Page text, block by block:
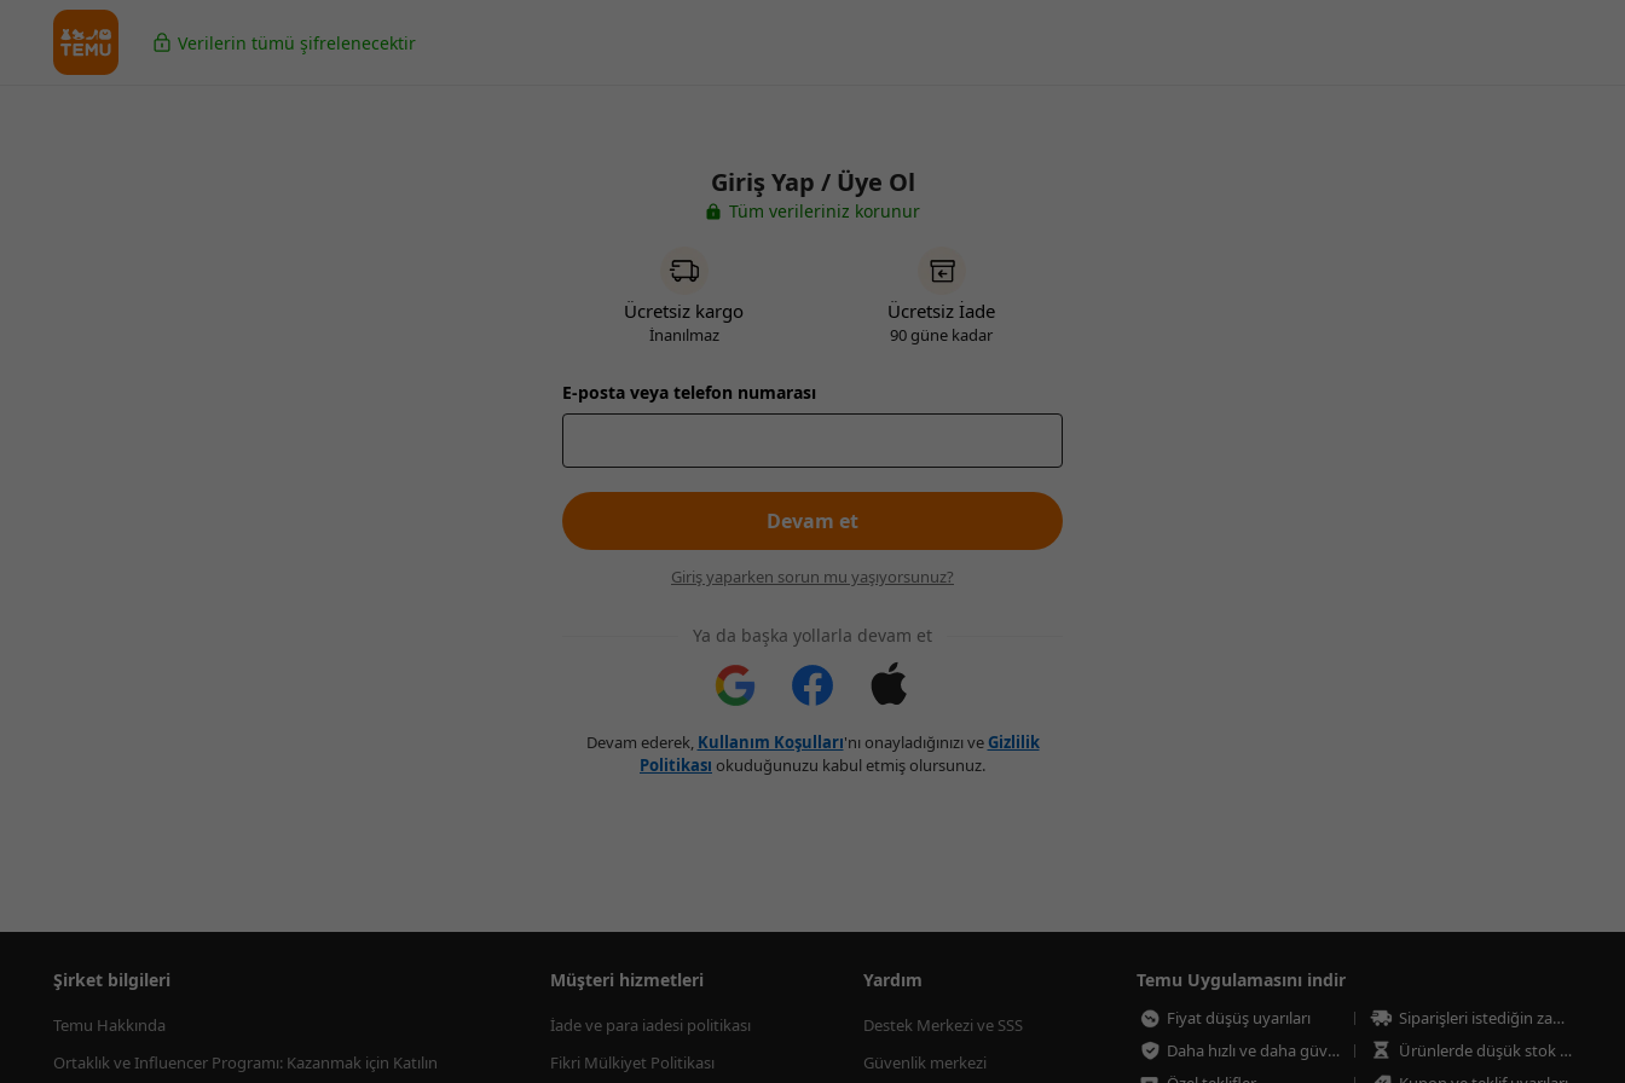
Verilerin tümü şifrelenecektir
Giriş Yap / Üye Ol
Tüm verileriniz korunur
Ücretsiz kargo
İnanılmaz
Ücretsiz İade
90 güne kadar
E-posta veya telefon numarası
Devam et
Giriş yaparken sorun mu yaşıyorsunuz?
Ya da başka yollarla devam et
Devam ederek, Kullanım Koşulları'nı onayladığınızı ve Gizlilik
Politikası okuduğunuzu kabul etmiş olursunuz.
Şirket bilgileri
Temu Hakkında
Ortaklık ve Influencer Programı: Kazanmak için Katılın
Müşteri hizmetleri
İade ve para iadesi politikası
Fikri Mülkiyet Politikası
Yardım
Destek Merkezi ve SSS
Güvenlik merkezi
Temu Uygulamasını indir
Fiyat düşüş uyarıları
Siparişleri istediğin zaman takip et
Daha hızlı ve daha güvenli ödeme
Ürünlerde düşük stok uyarıları